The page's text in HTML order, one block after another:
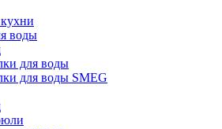
воды
для воды
для воды SMEG